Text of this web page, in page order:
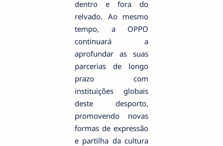
dentro e fora do
relvado. Ao mesmo
tempo, a OPPO
continuará a
aprofundar as suas
parcerias de longo
prazo com
instituições globais
deste desporto,
promovendo novas
formas de expressão
e partilha da cultura